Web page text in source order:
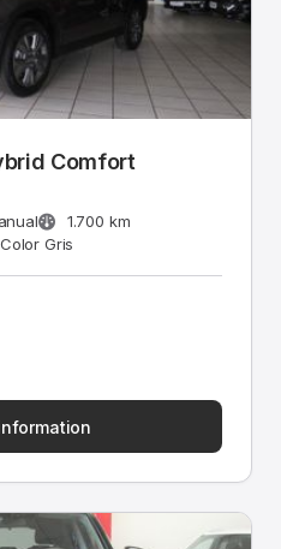
Comfort
1.700 km
Color Gris